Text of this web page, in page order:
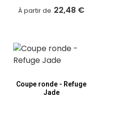
À partir de 22,48 €
Coupe ronde - Refuge
Jade